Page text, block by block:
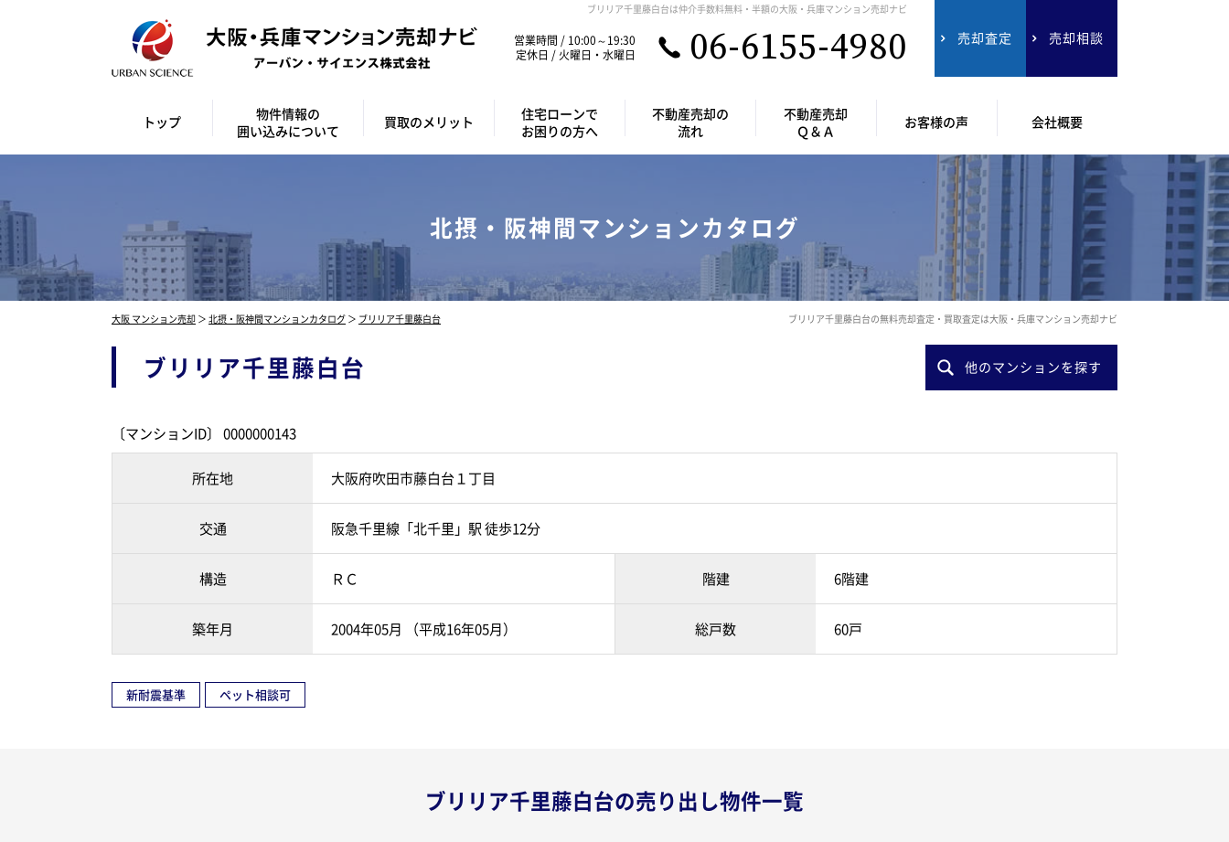
ブリリア千里藤白台は仲介手数料無料・半額の大阪・兵庫マンション売却ナビ
営業時間 / 10:00～19:30
定休日 / 火曜日・水曜日
06-6155-4980 売却査定 売却相談
トップ
物件情報の
囲い込みについて
買取のメリット
住宅ローンで
お困りの方へ
不動産売却の
流れ
不動産売却
Ｑ＆Ａ
お客様の声 会社概要
北摂・阪神間マンションカタログ
大阪 マンション売却 ＞ 北摂・阪神間マンションカタログ ＞ ブリリア千里藤白台 ブリリア千里藤白台の無料売却査定・買取査定は大阪・兵庫マンション売却ナビ
ブリリア千里藤白台 他のマンションを探す
〔マンションID〕 0000000143
所在地 大阪府吹田市藤白台１丁目
交通 阪急千里線「北千里」駅 徒歩12分
構造 ＲＣ 階建 6階建
築年月 2004年05月 （平成16年05月） 総戸数 60戸
新耐震基準 ペット相談可
ブリリア千里藤白台の売り出し物件一覧